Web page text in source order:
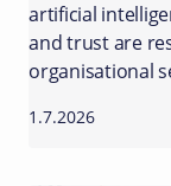
artificial
and trust are
organisational
1.7.2026